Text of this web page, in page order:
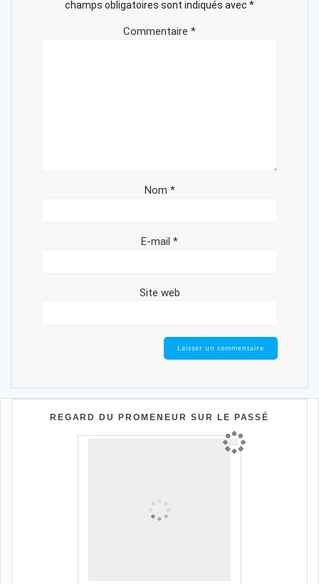
champs obligatoires sont indiqués avec *
Commentaire *
Nom *
E-mail *
Site web
REGARD DU PROMENEUR SUR LE PASSÉ